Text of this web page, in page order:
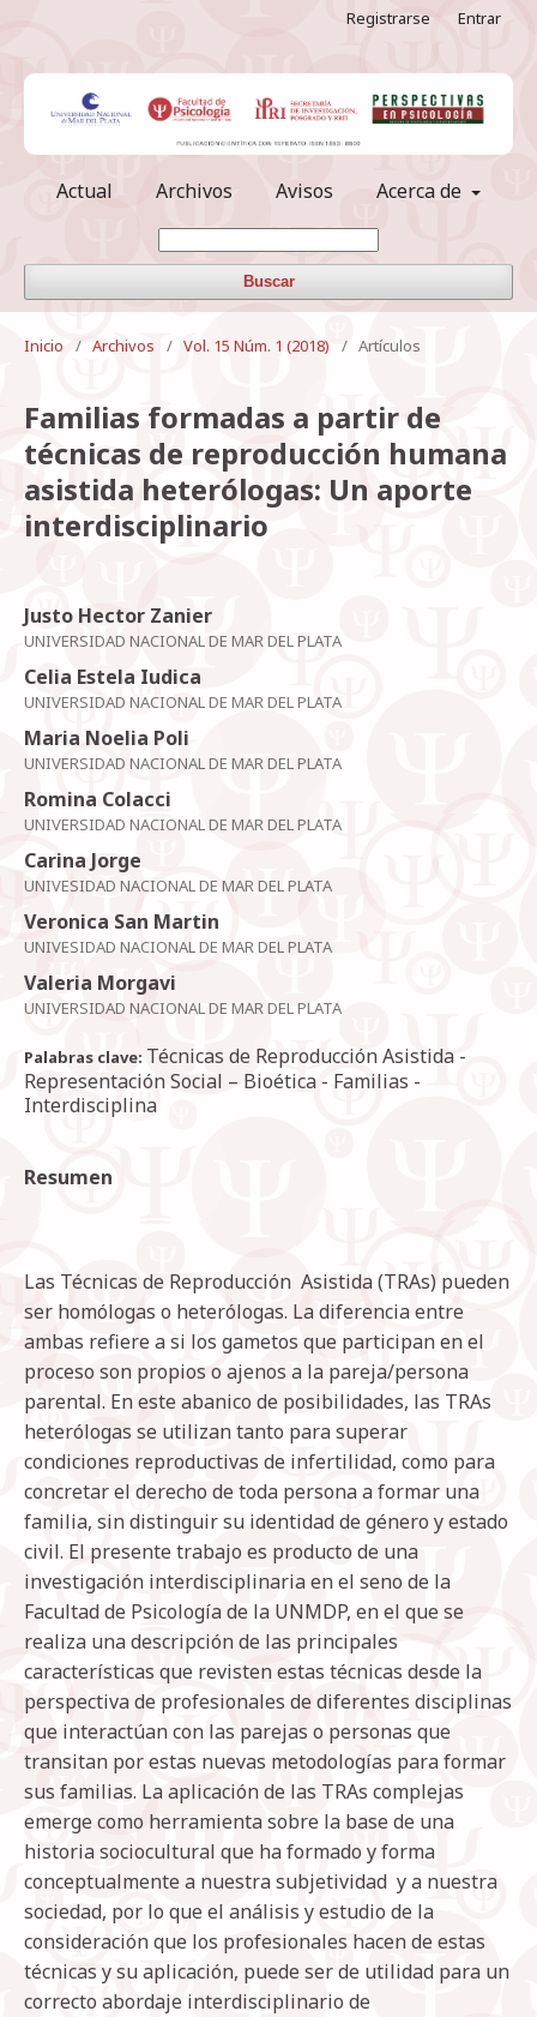
Actual Archivos Avisos Acerca de
Buscar
Registrarse Entrar
Inicio / Archivos / Vol. 15 Núm. 1 (2018) / Artículos
Familias formadas a partir de
técnicas de reproducción humana
asistida heterólogas: Un aporte
interdisciplinario
Justo Hector Zanier
UNIVERSIDAD NACIONAL DE MAR DEL PLATA
Celia Estela Iudica
UNIVERSIDAD NACIONAL DE MAR DEL PLATA
Maria Noelia Poli
UNIVERSIDAD NACIONAL DE MAR DEL PLATA
Romina Colacci
UNIVERSIDAD NACIONAL DE MAR DEL PLATA
Carina Jorge
UNIVESIDAD NACIONAL DE MAR DEL PLATA
Veronica San Martin
UNIVESIDAD NACIONAL DE MAR DEL PLATA
Valeria Morgavi
UNIVERSIDAD NACIONAL DE MAR DEL PLATA
Palabras clave: Técnicas de Reproducción Asistida -
Representación Social – Bioética - Familias -
Interdisciplina
Resumen
Las Técnicas de Reproducción Asistida (TRAs) pueden
ser homólogas o heterólogas. La diferencia entre
ambas refiere a si los gametos que participan en el
proceso son propios o ajenos a la pareja/persona
parental. En este abanico de posibilidades, las TRAs
heterólogas se utilizan tanto para superar
condiciones reproductivas de infertilidad, como para
concretar el derecho de toda persona a formar una
familia, sin distinguir su identidad de género y estado
civil. El presente trabajo es producto de una
investigación interdisciplinaria en el seno de la
Facultad de Psicología de la UNMDP, en el que se
realiza una descripción de las principales
características que revisten estas técnicas desde la
perspectiva de profesionales de diferentes disciplinas
que interactúan con las parejas o personas que
transitan por estas nuevas metodologías para formar
sus familias. La aplicación de las TRAs complejas
emerge como herramienta sobre la base de una
historia sociocultural que ha formado y forma
conceptualmente a nuestra subjetividad y a nuestra
sociedad, por lo que el análisis y estudio de la
consideración que los profesionales hacen de estas
técnicas y su aplicación, puede ser de utilidad para un
correcto abordaje interdisciplinario de